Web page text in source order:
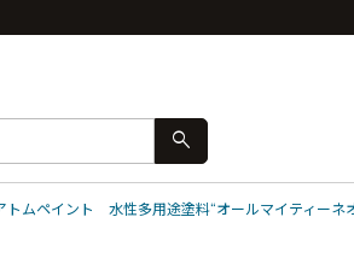
search
トムペイント 水性多用途塗料“オールマイティー